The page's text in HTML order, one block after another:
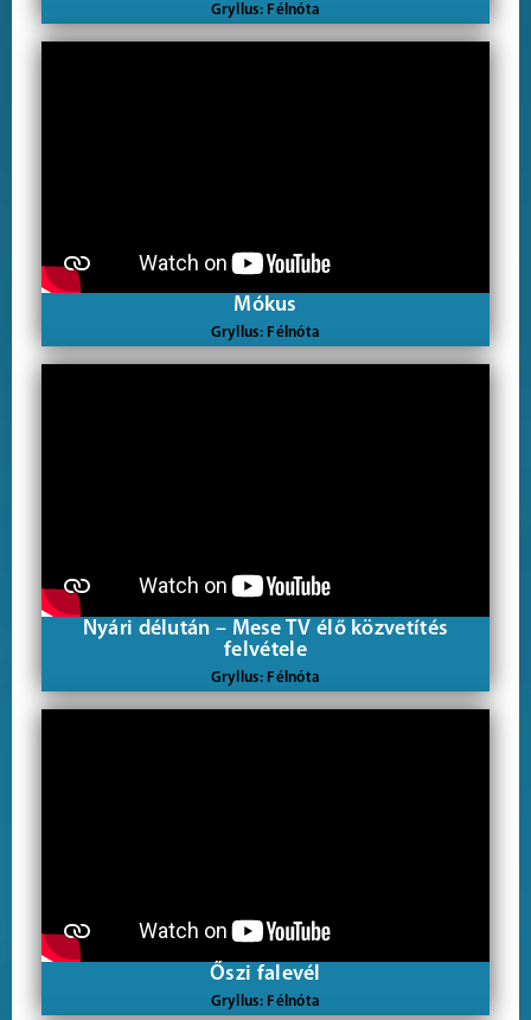
Gryllus: Félnóta
Mókus
Gryllus: Félnóta
Nyári délután – Mese TV élő közvetítés
felvétele
Gryllus: Félnóta
Őszi falevél
Gryllus: Félnóta